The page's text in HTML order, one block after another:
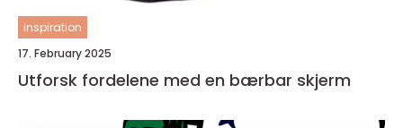
inspiration
17. February 2025
Utforsk fordelene med en bærbar skjerm